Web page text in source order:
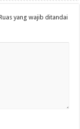
yang wajib ditandai